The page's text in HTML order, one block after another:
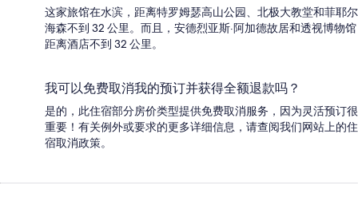
这家旅馆在水滨，距离特罗姆瑟高山公园、北极大教堂和菲耶尔
海森不到 32 公里。而且，安德烈亚斯·阿加德故居和透视博物馆
距离酒店不到 32 公里。
我可以免费取消我的预订并获得全额退款吗？
是的，此住宿部分房价类型提供免费取消服务，因为灵活预订很
重要！有关例外或要求的更多详细信息，请查阅我们网站上的住
宿取消政策。